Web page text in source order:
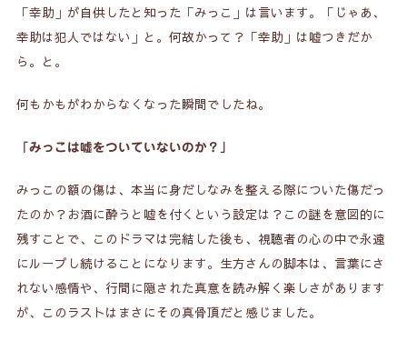
「幸助」が自供したと知った「みっこ」は言います。「じゃあ、
幸助は犯人ではない」と。何故かって？「幸助」は嘘つきだか
ら。と。
何もかもがわからなくなった瞬間でしたね。
「みっこは嘘をついていないのか？」
みっこの額の傷は、本当に身だしなみを整える際についた傷だっ
たのか？お酒に酔うと嘘を付くという設定は？この謎を意図的に
残すことで、このドラマは完結した後も、視聴者の心の中で永遠
にループし続けることになります。生方さんの脚本は、言葉にさ
れない感情や、行間に隠された真意を読み解く楽しさがあります
が、このラストはまさにその真骨頂だと感じました。